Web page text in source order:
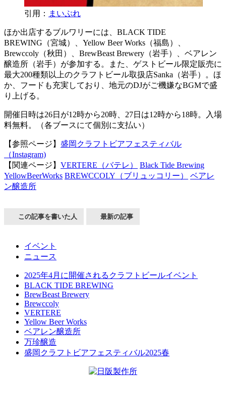
引用： まいぷれ
ほか出店するブルワリーには、BLACK TIDE
BREWING（宮城）、Yellow Beer Works（福島）、
Brewccoly（秋田）、BrewBeast Brewery（岩手）、ベアレン
醸造所（岩手）が参加する。また、ゲストビール限定販売に
最大200種類以上のクラフトビール取扱店Sanka（岩手）。ほ
か、フードも充実しており、地元のDJがご機嫌なBGMで盛
り上げる。
開催日時は26日が12時から20時、27日は12時から18時。入場
料無料。（各ブースにて個別に支払い）
【参照ページ】 盛岡クラフトビアフェスティバル
（Instagram)
【関連ページ】 VERTERE（バテレ）
Black Tide Brewing
YellowBeerWorks BREWCCOLY（ブリュッコリー）
ベアレ
ン醸造所
この記事を書いた人 最新の記事
イベント
ニュース
2025年4月に開催されるクラフトビールイベント
BLACK TIDE BREWING
BrewBeast Brewery
Brewccoly
VERTERE
Yellow Beer Works
ベアレン醸造所
万珍醸造
盛岡クラフトビアフェスティバル2025春